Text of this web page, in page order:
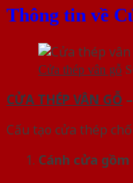
Thông tin về
Cửa thép vân gỗ
CỬA THÉP VÂN GỖ
Cấu tạo cửa thép
Cánh cửa gồm